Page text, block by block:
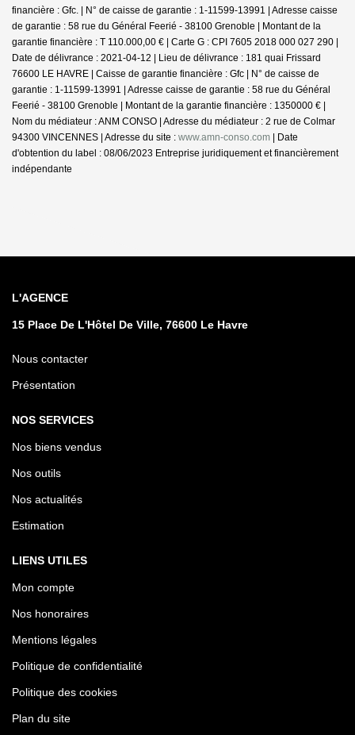
financière : Gfc. | N° de caisse de garantie : 1-11599-13991 | Adresse caisse
de garantie : 58 rue du Général Feerié - 38100 Grenoble | Montant de la
garantie financière : T 110.000,00 € | Carte G : CPI 7605 2018 000 027 290 |
Date de délivrance : 2021-04-12 | Lieu de délivrance : 181 quai Frissard
76600 LE HAVRE | Caisse de garantie financière : Gfc | N° de caisse de
garantie : 1-11599-13991 | Adresse caisse de garantie : 58 rue du Général
Feerié - 38100 Grenoble | Montant de la garantie financière : 1350000 € |
Nom du médiateur : ANM CONSO | Adresse du médiateur : 2 rue de Colmar
94300 VINCENNES | Adresse du site : www.amn-conso.com | Date
d'obtention du label : 08/06/2023 Entreprise juridiquement et financièrement
indépendante
L'AGENCE
15 Place De L'Hôtel De Ville, 76600 Le Havre
Nous contacter
Présentation
NOS SERVICES
Nos biens vendus
Nos outils
Nos actualités
Estimation
LIENS UTILES
Mon compte
Nos honoraires
Mentions légales
Politique de confidentialité
Politique des cookies
Plan du site